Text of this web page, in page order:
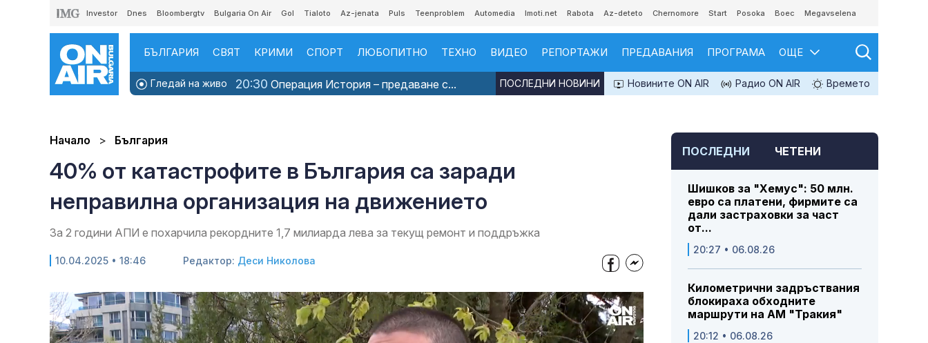
Investor Dnes Bloombergtv Bulgaria On Air Gol Tialoto Az-jenata Puls Teenproblem Automedia Imoti.net Rabota Az-deteto Chernomore Start Posoka Boec Megavselena
БЪЛГАРИЯ СВЯТ КРИМИ СПОРТ ЛЮБОПИТНО ТЕХНО ВИДЕО РЕПОРТАЖИ ПРЕДАВАНИЯ ПРОГРАМА ОЩЕ
Гледай на живо 20:30 Операция История – предаване с... Новините ON AIR Радио ON AIR Времето
ПОСЛЕДНИ НОВИНИ
Начало България
40% от катастрофите в България са заради
неправилна организация на движението
За 2 години АПИ е похарчила рекордните 1,7 милиарда лева за текущ ремонт и поддръжка
10.04.2025 • 18:46 Редактор: Деси Николова
ПОСЛЕДНИ ЧЕТЕНИ
Шишков за "Хемус": 50 млн.
евро са платени, фирмите са
дали застраховки за част
от...
20:27 • 06.08.26
Километрични задръствания
блокираха обходните
маршрути на АМ "Тракия"
20:12 • 06.08.26